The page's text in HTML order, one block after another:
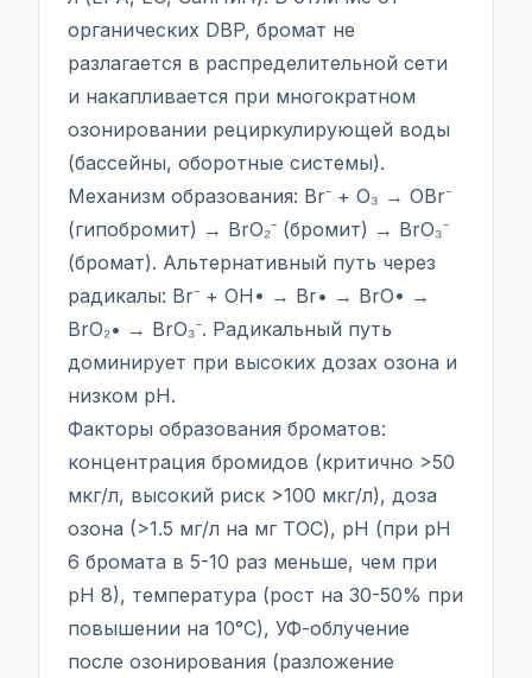
органических DBP, бромат не
разлагается в распределительной сети
и накапливается при многократном
озонировании рециркулирующей воды
(бассейны, оборотные системы).
Механизм образования: Br⁻ + O₃ → OBr⁻
(гипобромит) → BrO₂⁻ (бромит) → BrO₃⁻
(бромат). Альтернативный путь через
радикалы: Br⁻ + OH• → Br• → BrO• →
BrO₂• → BrO₃⁻. Радикальный путь
доминирует при высоких дозах озона и
низком pH.
Факторы образования броматов:
концентрация бромидов (критично >50
мкг/л, высокий риск >100 мкг/л), доза
озона (>1.5 мг/л на мг TOC), pH (при pH
6 бромата в 5-10 раз меньше, чем при
pH 8), температура (рост на 30-50% при
повышении на 10°C), УФ-облучение
после озонирования (разложение